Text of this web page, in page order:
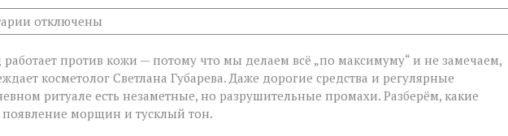
к
записи
думаете,
что
а
на
отключены
против кожи — потому что мы делаем всё „по максимуму“ и не замечаем,
косметолог Светлана Губарева. Даже дорогие средства и регулярные
ритуале есть незаметные, но разрушительные промахи. Разберём, какие
морщин и тусклый тон.